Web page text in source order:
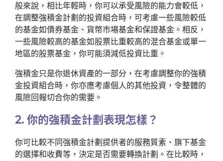
般來說，相比年輕時，你可以承受風險的能力會較低，
在調整強積金計劃的投資組合時，可考慮一些風險較低
的基金如債券基金、貨幣市場基金和保證基金。相反，
一些風險較高的基金如股票比重較高的混合基金或單一
地區的股票基金，你可能須減低投資比重。
強積金只是你退休資產的一部分，在考慮調整你的強積
金投資組合時，你亦應考慮個人的其他投資，令整體的
風險回報切合你的需要。
2. 你的強積金計劃表現怎樣？
你可比較不同強積金計劃提供者的服務質素、旗下基金
的選擇和收費等，決定是否需要轉換計劃。在比較時，